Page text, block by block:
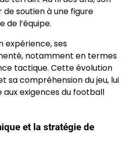
de soutien à une figure
l’équipe.
expérience, ses
notamment en termes
tactique. Cette évolution
sa compréhension du jeu, lui
exigences du football
et la stratégie de